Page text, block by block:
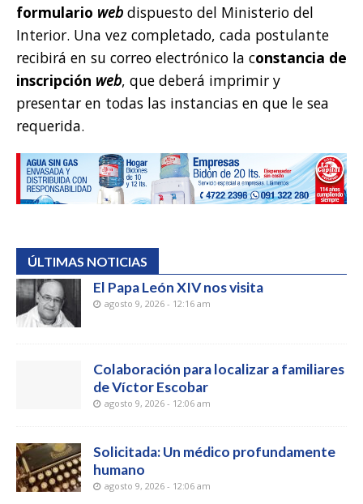
formulario web dispuesto del Ministerio del
Interior. Una vez completado, cada postulante
recibirá en su correo electrónico la constancia de
inscripción web, que deberá imprimir y
presentar en todas las instancias en que le sea
requerida.
ÚLTIMAS NOTICIAS
El Papa León XIV nos visita
agosto 9, 2026 - 12:16 am
Colaboración para localizar a familiares
de Víctor Escobar
agosto 9, 2026 - 12:06 am
Solicitada: Un médico profundamente
humano
agosto 9, 2026 - 12:06 am